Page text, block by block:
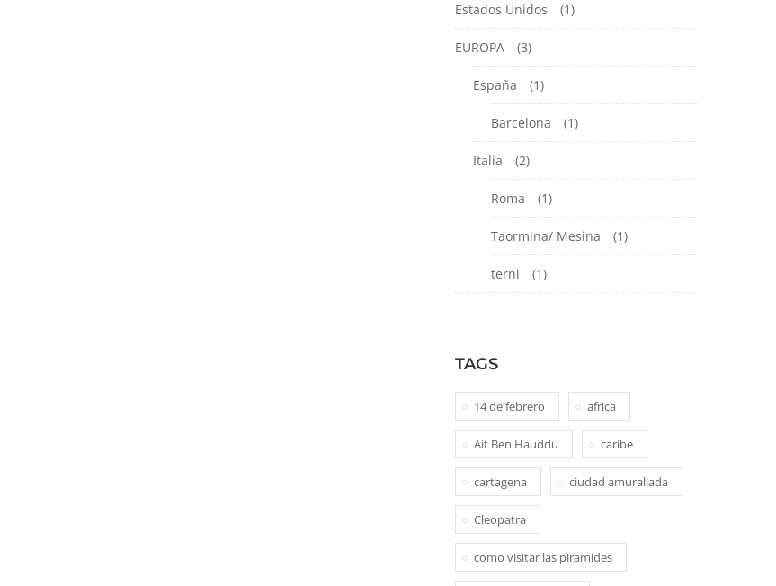
Estados Unidos (1)
EUROPA (3)
España (1)
Barcelona (1)
Italia (2)
Roma (1)
Taormina/ Mesina (1)
terni (1)
TAGS
14 de febrero africa
Ait Ben Hauddu caribe
cartagena ciudad amurallada
Cleopatra
como visitar las piramides